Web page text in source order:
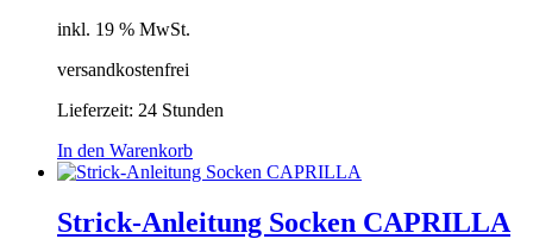
inkl. 19 % MwSt.
versandkostenfrei
Lieferzeit: 24 Stunden
In den Warenkorb
Strick-Anleitung Socken CAPRILLA